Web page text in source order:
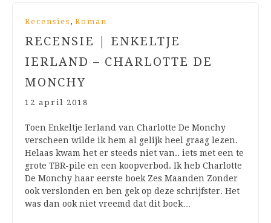
Recensies , Roman
RECENSIE | ENKELTJE
IERLAND – CHARLOTTE DE
MONCHY
12 april 2018
Toen Enkeltje Ierland van Charlotte De Monchy
verscheen wilde ik hem al gelijk heel graag lezen.
Helaas kwam het er steeds niet van.. iets met een te
grote TBR-pile en een koopverbod. Ik heb Charlotte
De Monchy haar eerste boek Zes Maanden Zonder
ook verslonden en ben gek op deze schrijfster. Het
was dan ook niet vreemd dat dit boek…